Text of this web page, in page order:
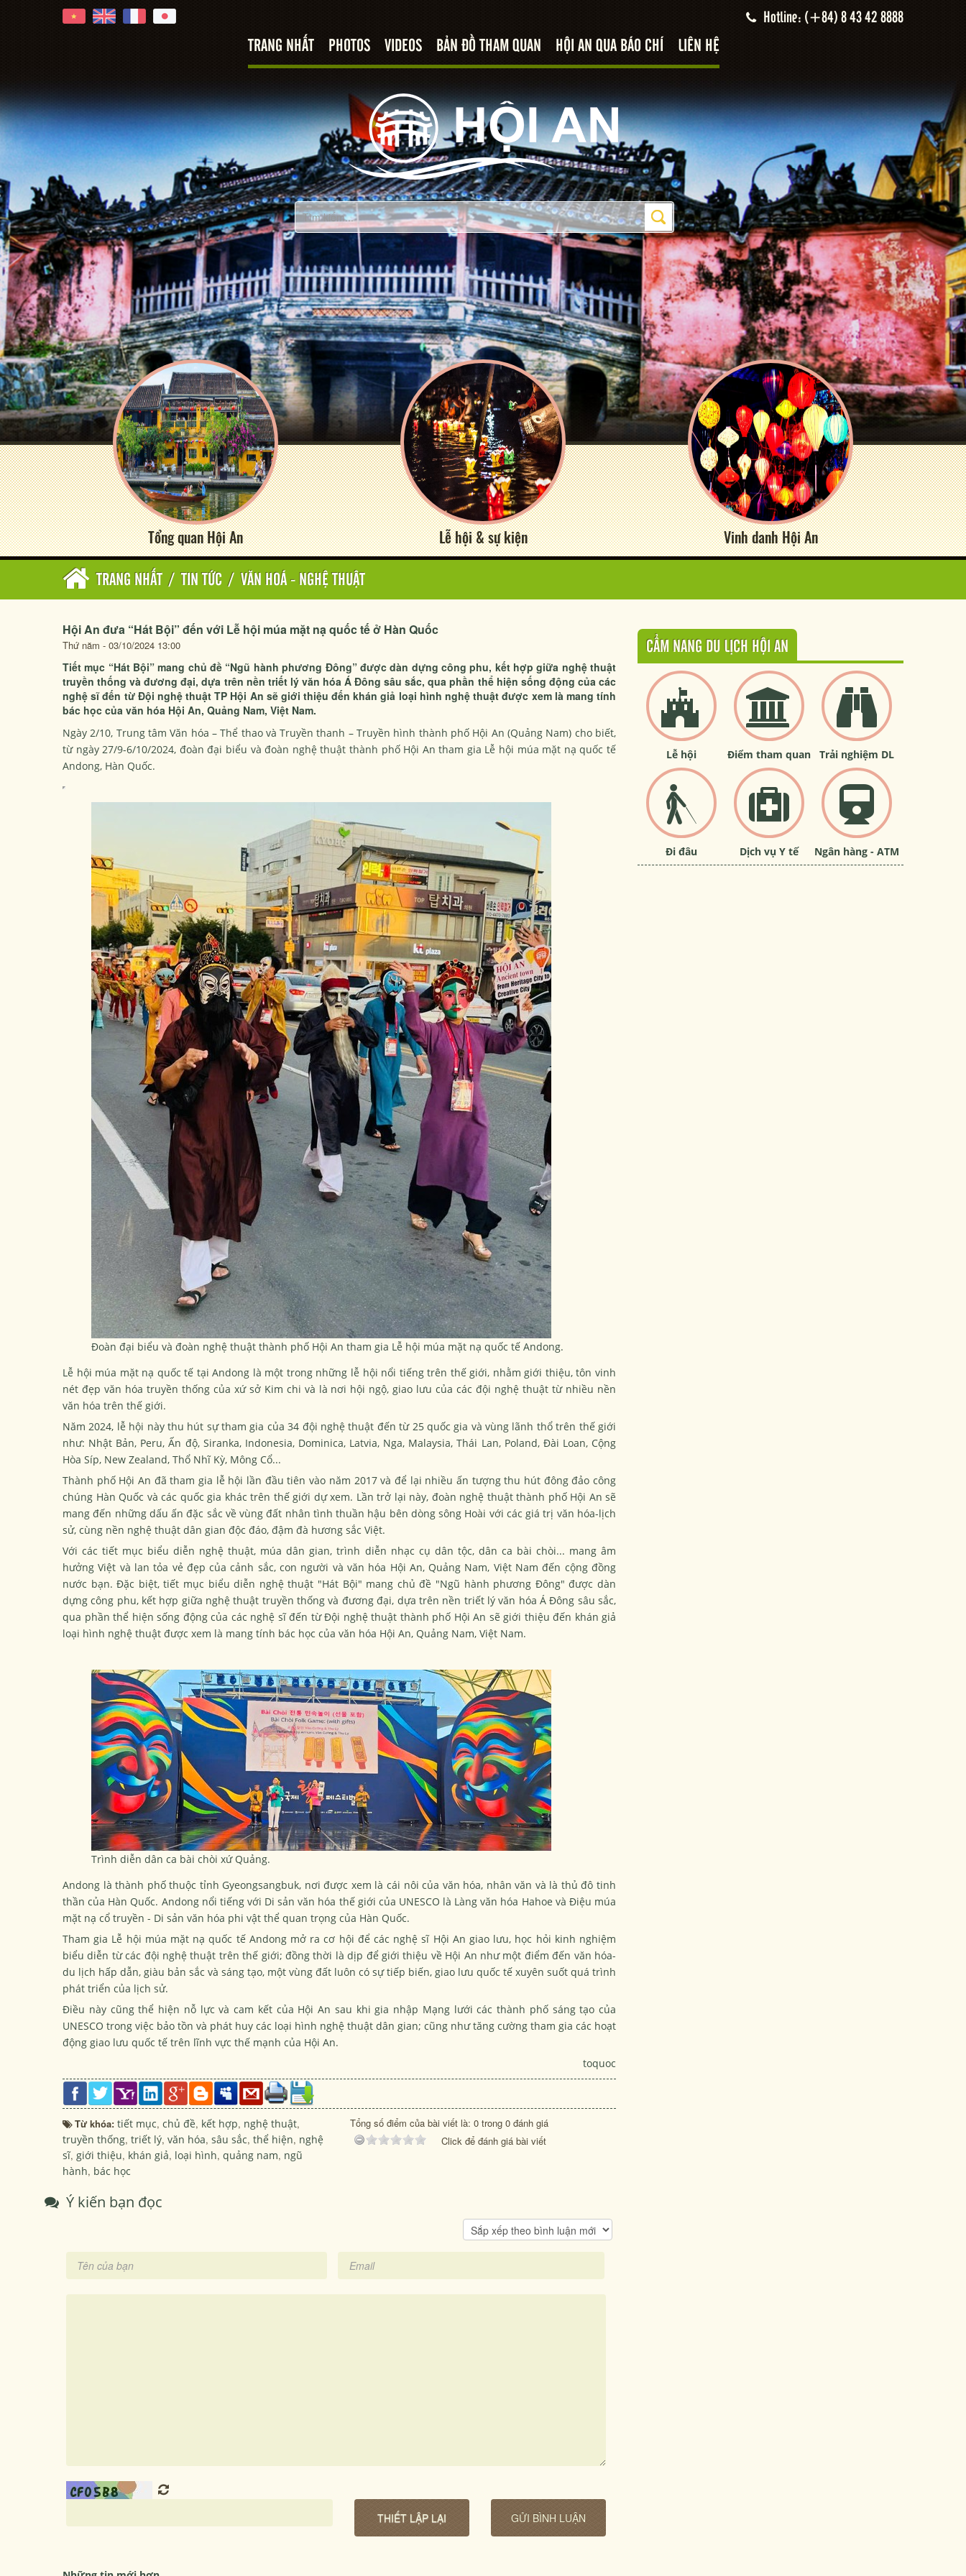
Hotline: (+84) 8 43 42 8888
TRANG NHẤT PHOTOS VIDEOS BẢN ĐỒ THAM QUAN HỘI AN QUA BÁO CHÍ LIÊN HỆ
Tổng quan Hội An Lễ hội & sự kiện Vinh danh Hội An
TRANG NHẤT / TIN TỨC / VĂN HOÁ - NGHỆ THUẬT
Hội An đưa “Hát Bội” đến với Lễ hội múa mặt nạ quốc tế ở Hàn Quốc
Thứ năm - 03/10/2024 13:00
Tiết mục “Hát Bội” mang chủ đề “Ngũ hành phương Đông” được dàn dựng công phu, kết hợp giữa nghệ thuật
truyền thống và đương đại, dựa trên nền triết lý văn hóa Á Đông sâu sắc, qua phần thể hiện sống động của các
nghệ sĩ đến từ Đội nghệ thuật TP Hội An sẽ giới thiệu đến khán giả loại hình nghệ thuật được xem là mang tính
bác học của văn hóa Hội An, Quảng Nam, Việt Nam.
Ngày 2/10, Trung tâm Văn hóa – Thể thao và Truyền thanh – Truyền hình thành phố Hội An (Quảng Nam) cho biết,
từ ngày 27/9-6/10/2024, đoàn đại biểu và đoàn nghệ thuật thành phố Hội An tham gia Lễ hội múa mặt nạ quốc tế
Andong, Hàn Quốc.
Đoàn đại biểu và đoàn nghệ thuật thành phố Hội An tham gia Lễ hội múa mặt nạ quốc tế Andong.
Lễ hội múa mặt nạ quốc tế tại Andong là một trong những lễ hội nổi tiếng trên thế giới, nhằm giới thiệu, tôn vinh
nét đẹp văn hóa truyền thống của xứ sở Kim chi và là nơi hội ngộ, giao lưu của các đội nghệ thuật từ nhiều nền
văn hóa trên thế giới.
Năm 2024, lễ hội này thu hút sự tham gia của 34 đội nghệ thuật đến từ 25 quốc gia và vùng lãnh thổ trên thế giới
như: Nhật Bản, Peru, Ấn độ, Siranka, Indonesia, Dominica, Latvia, Nga, Malaysia, Thái Lan, Poland, Đài Loan, Cộng
Hòa Síp, New Zealand, Thổ Nhĩ Kỳ, Mông Cổ...
Thành phố Hội An đã tham gia lễ hội lần đầu tiên vào năm 2017 và để lại nhiều ấn tượng thu hút đông đảo công
chúng Hàn Quốc và các quốc gia khác trên thế giới dự xem. Lần trở lại này, đoàn nghệ thuật thành phố Hội An sẽ
mang đến những dấu ấn đặc sắc về vùng đất nhân tình thuần hậu bên dòng sông Hoài với các giá trị văn hóa-lịch
sử, cùng nền nghệ thuật dân gian độc đáo, đậm đà hương sắc Việt.
Với các tiết mục biểu diễn nghệ thuật, múa dân gian, trình diễn nhạc cụ dân tộc, dân ca bài chòi... mang âm
hưởng Việt và lan tỏa vẻ đẹp của cảnh sắc, con người và văn hóa Hội An, Quảng Nam, Việt Nam đến cộng đồng
nước bạn. Đặc biệt, tiết mục biểu diễn nghệ thuật "Hát Bội" mang chủ đề "Ngũ hành phương Đông" được dàn
dựng công phu, kết hợp giữa nghệ thuật truyền thống và đương đại, dựa trên nền triết lý văn hóa Á Đông sâu sắc,
qua phần thể hiện sống động của các nghệ sĩ đến từ Đội nghệ thuật thành phố Hội An sẽ giới thiệu đến khán giả
loại hình nghệ thuật được xem là mang tính bác học của văn hóa Hội An, Quảng Nam, Việt Nam.
Trình diễn dân ca bài chòi xứ Quảng.
Andong là thành phố thuộc tỉnh Gyeongsangbuk, nơi được xem là cái nôi của văn hóa, nhân văn và là thủ đô tinh
thần của Hàn Quốc. Andong nổi tiếng với Di sản văn hóa thế giới của UNESCO là Làng văn hóa Hahoe và Điệu múa
mặt nạ cổ truyền - Di sản văn hóa phi vật thể quan trọng của Hàn Quốc.
Tham gia Lễ hội múa mặt nạ quốc tế Andong mở ra cơ hội để các nghệ sĩ Hội An giao lưu, học hỏi kinh nghiệm
biểu diễn từ các đội nghệ thuật trên thế giới; đồng thời là dịp để giới thiệu về Hội An như một điểm đến văn hóa-
du lịch hấp dẫn, giàu bản sắc và sáng tạo, một vùng đất luôn có sự tiếp biến, giao lưu quốc tế xuyên suốt quá trình
phát triển của lịch sử.
Điều này cũng thể hiện nỗ lực và cam kết của Hội An sau khi gia nhập Mạng lưới các thành phố sáng tạo của
UNESCO trong việc bảo tồn và phát huy các loại hình nghệ thuật dân gian; cũng như tăng cường tham gia các hoạt
động giao lưu quốc tế trên lĩnh vực thế mạnh của Hội An.
toquoc
Từ khóa: tiết mục, chủ đề, kết hợp, nghệ thuật,
truyền thống, triết lý, văn hóa, sâu sắc, thể hiện, nghệ
sĩ, giới thiệu, khán giả, loại hình, quảng nam, ngũ
hành, bác học
Tổng số điểm của bài viết là: 0 trong 0 đánh giá
Click để đánh giá bài viết
Ý kiến bạn đọc
CẨM NANG DU LỊCH HỘI AN
Lễ hội Điểm tham quan Trải nghiệm DL
Đi đâu Dịch vụ Y tế Ngân hàng - ATM